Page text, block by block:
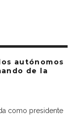
autónomos
de la
como presidente